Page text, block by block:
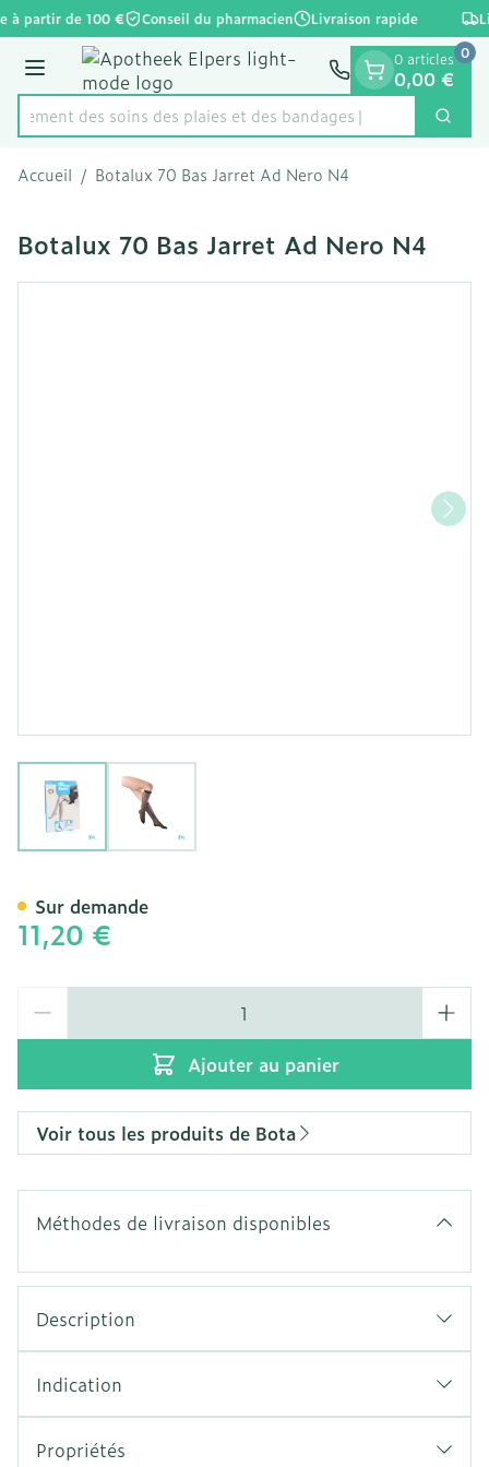
Aller au contenu
1 de 1
à partir de 100 € Conseil du pharmacien Livraison rapide
Menu
Rechercherdes soins des plaies et des bandages
0 articles
0,00 €
0
Accueil / Botalux 70 Bas Jarret Ad Nero N4
Botalux 70 Bas Jarret Ad Nero N4
View larger image
11,20 €
Ajouter au panier
Sur demande
Voir tous les produits de Bota
Méthodes de livraison disponibles
Description
Indication
Propriétés